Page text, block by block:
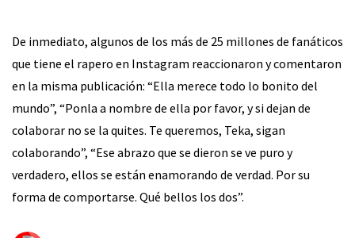
De inmediato, algunos de los más de 25 millones de fanáticos
que tiene el rapero en Instagram reaccionaron y comentaron
en la misma publicación: “Ella merece todo lo bonito del
mundo”, “Ponla a nombre de ella por favor, y si dejan de
colaborar no se la quites. Te queremos, Teka, sigan
colaborando”, “Ese abrazo que se dieron se ve puro y
verdadero, ellos se están enamorando de verdad. Por su
forma de comportarse. Qué bellos los dos”.